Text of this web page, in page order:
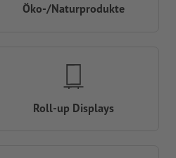
Öko-/Naturprodukte
Roll-up Displays